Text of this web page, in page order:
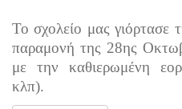
Το σχολείο μας γιόρτασε
παραμονή της 28ης
με την καθιερωμένη
κλπ).